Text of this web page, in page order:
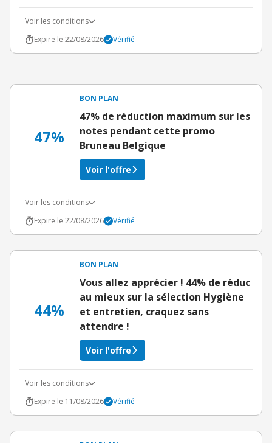
Voir les conditions
Expire le 22/08/2026
Vérifié
47%
BON PLAN
47% de réduction maximum sur les
notes pendant cette promo
Bruneau Belgique
Voir l'offre
Voir les conditions
Expire le 22/08/2026
Vérifié
44%
BON PLAN
Vous allez apprécier ! 44% de réduc
au mieux sur la sélection Hygiène
et entretien, craquez sans
attendre !
Voir l'offre
Voir les conditions
Expire le 11/08/2026
Vérifié